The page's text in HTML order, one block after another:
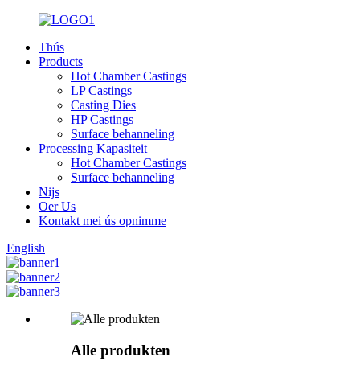
Thús
Products
Hot Chamber Castings
LP Castings
Casting Dies
HP Castings
Surface behanneling
Processing Kapasiteit
Hot Chamber Castings
Surface behanneling
Nijs
Oer Us
Kontakt mei ús opnimme
English
Alle produkten